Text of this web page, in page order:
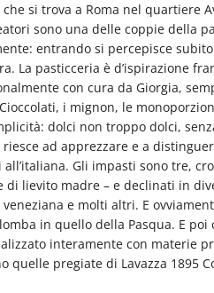
si trova a Roma nel quartiere
sono una delle coppie della
entrando si percepisce
La pasticceria è d’ispirazione
con cura da Giorgia,
i mignon, le
dolci non troppo dolci,
ad apprezzare e a
Gli impasti sono tre,
lievito madre – e declinati in
e molti altri. E
in quello della Pasqua. E poi
interamente con materie
pregiate di Lavazza 1895